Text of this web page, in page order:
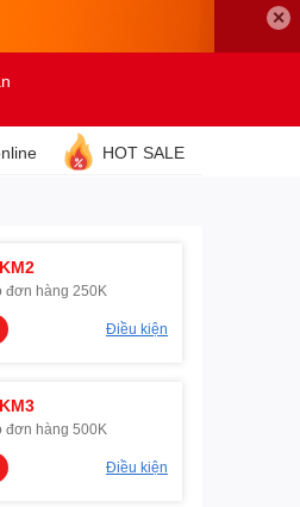
✕
HOT SALE
đơn hàng 250K
Điều kiện
đơn hàng 500K
Điều kiện